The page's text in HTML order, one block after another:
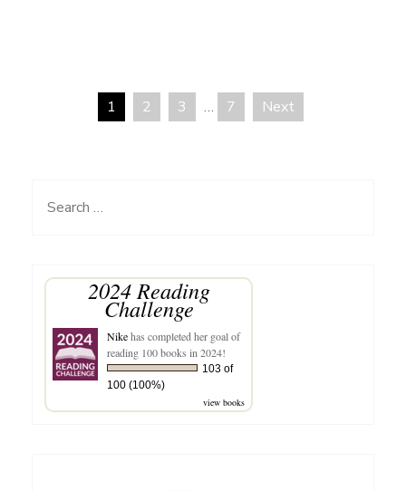
1 2 3 … 7 Next
Search
2024 Reading
Challenge
Nikehas completed her goal of
reading 100 books in 2024!
103 of
100 (100%)
view books